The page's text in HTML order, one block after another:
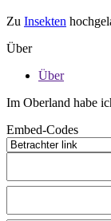
Zu Insekten
Über
Über
Im Oberland habe
Embed-Codes